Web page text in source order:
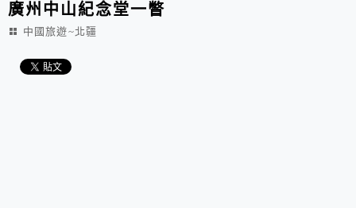
廣州中山紀念堂一瞥
中國旅遊~北疆